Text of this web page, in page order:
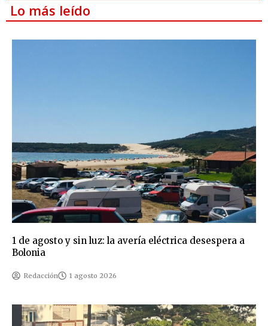
Lo más leído
1 de agosto y sin luz: la avería eléctrica desespera a
Bolonia
Redacción 1 agosto 2026